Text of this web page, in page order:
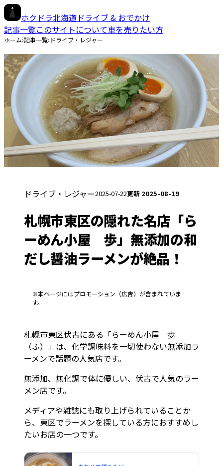
ホクドラ北海道ドライブ & おでかけ
記事一覧このサイトについて車を売りたい方
ホーム›記事一覧› ドライブ・レジャー
ドライブ・レジャー2025-07-22更新 2025-08-19
札幌市東区の隠れた名店「ら
ーめん小屋 歩」無添加の和
だし醤油ラーメンが絶品！
※本ページにはプロモーション（広告）が含まれていま
す。
札幌市東区伏古にある「らーめん小屋 歩
（ふ）」は、化学調味料を一切使わない無添加ラ
ーメンで話題の人気店です。
無添加、無化調で体に優しい、伏古で人気のラー
メン店です。
メディアや雑誌にも取り上げられていることか
ら、東区でラーメンを探している方におすすめし
たいお店の一つです。